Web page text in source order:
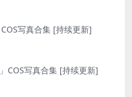
COS写真合集 [持续更新]
COS写真合集 [持续更新]